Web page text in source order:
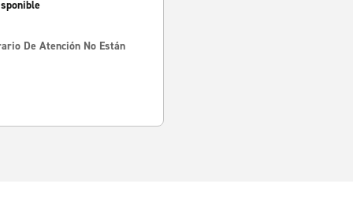
De Atención No Están